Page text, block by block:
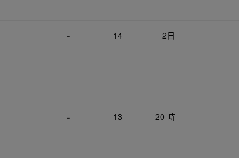
- 14 2日
- 13 20 時